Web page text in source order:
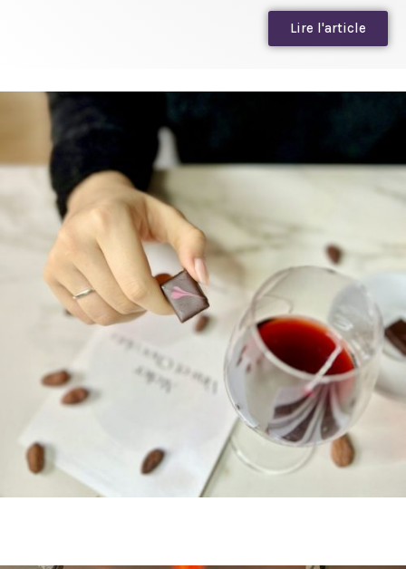
Lire l'article